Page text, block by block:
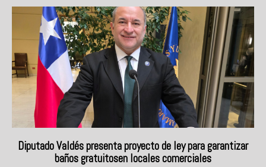
Diputado Valdés presenta proyecto de ley para garantizar
baños gratuitosen locales comerciales